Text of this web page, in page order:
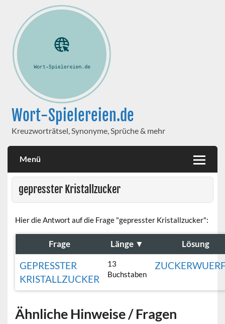
Wort-Spielereien.de
Kreuzworträtsel, Synonyme, Sprüche & mehr
Menü
gepresster Kristallzucker
Hier die Antwort auf die Frage "gepresster Kristallzucker":
Frage Länge ▼ Lösung
GEPRESSTER
KRISTALLZUCKER
13
Buchstaben
Ähnliche Hinweise / Fragen